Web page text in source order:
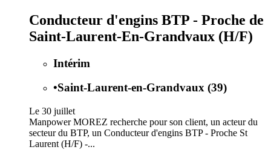
Conducteur d'engins BTP - Proche de
Saint-Laurent-En-Grandvaux (H/F)
Intérim
•Saint-Laurent-en-Grandvaux (39)
Le 30 juillet
Manpower MOREZ recherche pour son client, un acteur du
secteur du BTP, un Conducteur d'engins BTP - Proche St
Laurent (H/F) -...